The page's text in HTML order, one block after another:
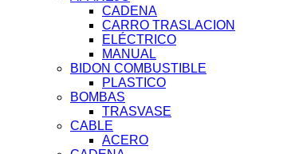
CADENA
CARRO TRASLACION
ELÉCTRICO
MANUAL
BIDON COMBUSTIBLE
PLASTICO
BOMBAS
TRASVASE
CABLE
ACERO